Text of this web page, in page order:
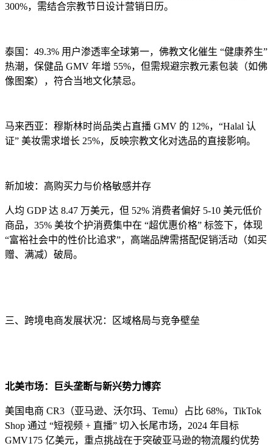
300%，需结合宗教节日设计营销日历。
泰国：49.3% 用户渗透率全球第一，佛教文化催生 “健康养生”
热潮，保健品 GMV 年增 55%，但需规避宗教元素包装（如佛
像图案），符合当地文化禁忌。
马来西亚：穆斯林时尚品类占直播 GMV 的 12%，“Halal 认
证” 美妆需求增长 25%，反映宗教文化对选品的直接影响。
新加坡：高购买力与价格敏感并存
人均 GDP 达 8.47 万美元，但 52% 消费者偏好 5-10 美元低价
商品，35% 美妆个护消费集中在 “超优惠价格” 标签下，体现
“富裕社会中的性价比追求”，高端品牌需搭配促销活动（如买
赠、满减）破局。
三、跨境电商发展状况：区域格局与竞争壁垒
北美市场：巨头垄断与新兴势力博弈
美国电商 CR3（亚马逊、沃尔玛、Temu）占比 68%，TikTok
Shop 通过 “短视频 + 直播” 切入长尾市场，2024 年目标
GMV175 亿美元，重点挑战在于突破亚马逊的物流履约优势